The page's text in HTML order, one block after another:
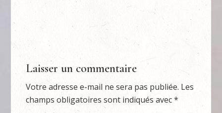
Laisser un commentaire
Votre adresse e-mail ne sera pas publiée. Les
champs obligatoires sont indiqués avec*